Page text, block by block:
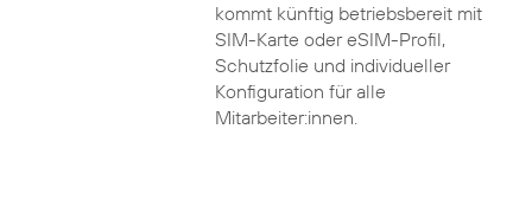
kommt künftig betriebsbereit mit
SIM-Karte oder eSIM-Profil,
Schutzfolie und individueller
Konfiguration für alle
Mitarbeiter:innen.